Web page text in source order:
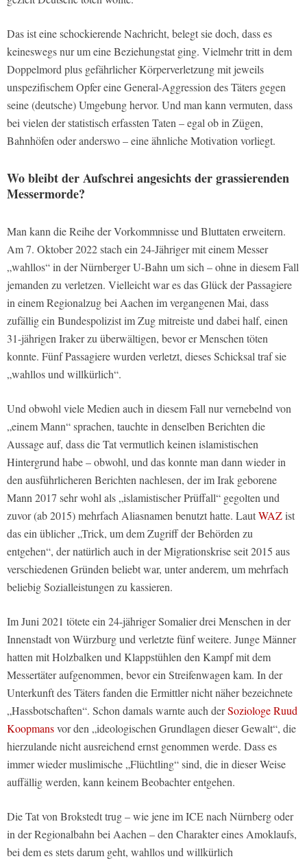
Das ist eine schockierende Nachricht, belegt sie doch, dass es
keineswegs nur um eine Beziehungstat ging. Vielmehr tritt in dem
Doppelmord plus gefährlicher Körperverletzung mit jeweils
unspezifischem Opfer eine General-Aggression des Täters gegen
seine (deutsche) Umgebung hervor. Und man kann vermuten, dass
bei vielen der statistisch erfassten Taten – egal ob in Zügen,
Bahnhöfen oder anderswo – eine ähnliche Motivation vorliegt.
Wo bleibt der Aufschrei angesichts der grassierenden
Messermorde?
Man kann die Reihe der Vorkommnisse und Bluttaten erweitern.
Am 7. Oktober 2022 stach ein 24-Jähriger mit einem Messer
„wahllos“ in der Nürnberger U-Bahn um sich – ohne in diesem Fall
jemanden zu verletzen. Vielleicht war es das Glück der Passagiere
in einem Regionalzug bei Aachen im vergangenen Mai, dass
zufällig ein Bundespolizist im Zug mitreiste und dabei half, einen
31-jährigen Iraker zu überwältigen, bevor er Menschen töten
konnte. Fünf Passagiere wurden verletzt, dieses Schicksal traf sie
„wahllos und willkürlich“.
Und obwohl viele Medien auch in diesem Fall nur vernebelnd von
„einem Mann“ sprachen, tauchte in denselben Berichten die
Aussage auf, dass die Tat vermutlich keinen islamistischen
Hintergrund habe – obwohl, und das konnte man dann wieder in
den ausführlicheren Berichten nachlesen, der im Irak geborene
Mann 2017 sehr wohl als „islamistischer Prüffall“ gegolten und
zuvor (ab 2015) mehrfach Aliasnamen benutzt hatte. LautWAZist
das ein üblicher „Trick, um dem Zugriff der Behörden zu
entgehen“, der natürlich auch in der Migrationskrise seit 2015 aus
verschiedenen Gründen beliebt war, unter anderem, um mehrfach
beliebig Sozialleistungen zu kassieren.
Im Juni 2021 tötete ein 24-jähriger Somalier drei Menschen in der
Innenstadt von Würzburg und verletzte fünf weitere. Junge Männer
hatten mit Holzbalken und Klappstühlen den Kampf mit dem
Messertäter aufgenommen, bevor ein Streifenwagen kam. In der
Unterkunft des Täters fanden die Ermittler nicht näher bezeichnete
„Hassbotschaften“. Schon damals warnte auch derSoziologe Ruud
Koopmansvor den „ideologischen Grundlagen dieser Gewalt“, die
hierzulande nicht ausreichend ernst genommen werde. Dass es
immer wieder muslimische „Flüchtling“ sind, die in dieser Weise
auffällig werden, kann keinem Beobachter entgehen.
Die Tat von Brokstedt trug – wie jene im ICE nach Nürnberg oder
in der Regionalbahn bei Aachen – den Charakter eines Amoklaufs,
bei dem es stets darum geht, wahllos und willkürlich